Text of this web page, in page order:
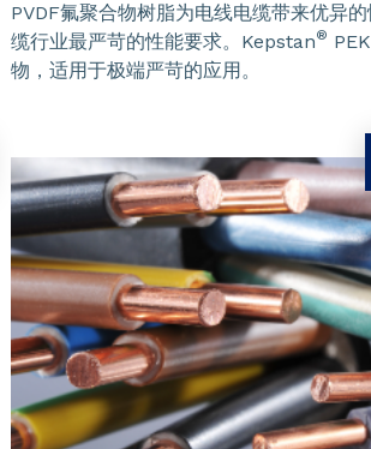
PVDF氟聚合物树脂为电线电缆带来优异
缆行业最严苛的性能要求。Kepstan®
物，适用于极端严苛的应用。